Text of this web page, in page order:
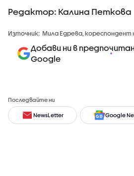
Редактор: Калина Петкова
Източник: Мила Едрева, кореспондент
Добави ни в
Google
Последвайте ни
NewsLetter Google